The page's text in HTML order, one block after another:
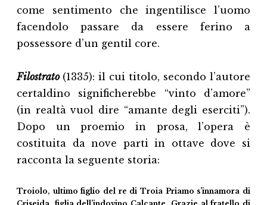
come sentimento che ingentilisce l’uomo
facendolo passare da essere ferino a
possessore d’un gentil core.
Filostrato (1335): il cui titolo, secondo l’autore
certaldino significherebbe “vinto d’amore”
(in realtà vuol dire “amante degli eserciti”).
Dopo un proemio in prosa, l’opera è
costituita da nove parti in ottave dove si
racconta la seguente storia:
Troiolo, ultimo figlio del re di Troia Priamo s’innamora di